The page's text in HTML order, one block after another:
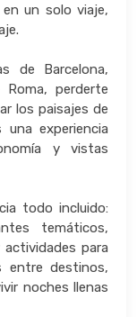
un solo viaje,
de Barcelona,
perderte
los paisajes de
experiencia
y vistas
todo incluido:
temáticos,
para
entre destinos,
noches llenas